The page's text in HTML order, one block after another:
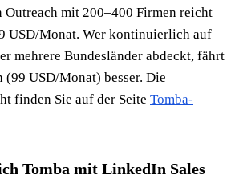
Outreach mit 200–400 Firmen reicht
USD/Monat. Wer kontinuierlich auf
mehrere Bundesländer abdeckt, fährt
USD/Monat) besser. Die
finden Sie auf der Seite Tomba-
Tomba mit LinkedIn Sales